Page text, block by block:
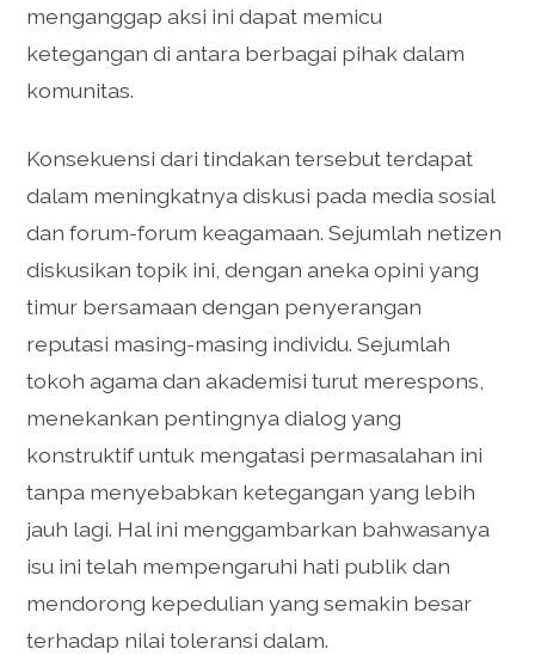
menganggap aksi ini dapat memicu
ketegangan di antara berbagai pihak dalam
komunitas.
Konsekuensi dari tindakan tersebut terdapat
dalam meningkatnya diskusi pada media sosial
dan forum-forum keagamaan. Sejumlah netizen
diskusikan topik ini, dengan aneka opini yang
timur bersamaan dengan penyerangan
reputasi masing-masing individu. Sejumlah
tokoh agama dan akademisi turut merespons,
menekankan pentingnya dialog yang
konstruktif untuk mengatasi permasalahan ini
tanpa menyebabkan ketegangan yang lebih
jauh lagi. Hal ini menggambarkan bahwasanya
isu ini telah mempengaruhi hati publik dan
mendorong kepedulian yang semakin besar
terhadap nilai toleransi dalam.